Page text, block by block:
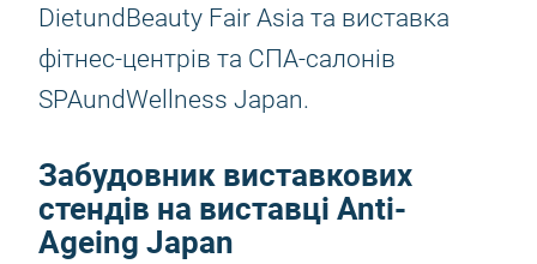
DietundBeauty Fair Asia та виставка
фітнес-центрів та СПА-салонів
SPAundWellness Japan.
Забудовник виставкових
стендів на виставці Anti-
Ageing Japan